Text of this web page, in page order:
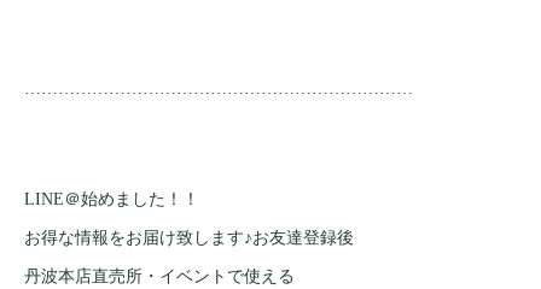
……………………………………………………………
LINE＠始めました！！
お得な情報をお届け致します♪お友達登録後
丹波本店直売所・イベントで使える